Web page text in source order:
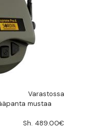
Varastossa
mustaa
Sh. 489.00€